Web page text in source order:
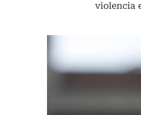
violencia